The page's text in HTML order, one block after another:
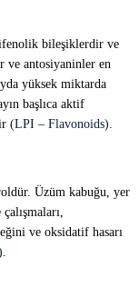
bileşiklerdir ve
ve antosiyaninler en
yüksek miktarda
başlıca aktif
(LPI – Flavonoids).
Üzüm kabuğu, yer
ve oksidatif hasarı
.